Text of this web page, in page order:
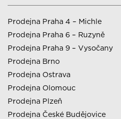
Prodejna Praha 4 – Michle
Prodejna Praha 6 – Ruzyně
Prodejna Praha 9 – Vysočany
Prodejna Brno
Prodejna Ostrava
Prodejna Olomouc
Prodejna Plzeň
Prodejna České Budějovice